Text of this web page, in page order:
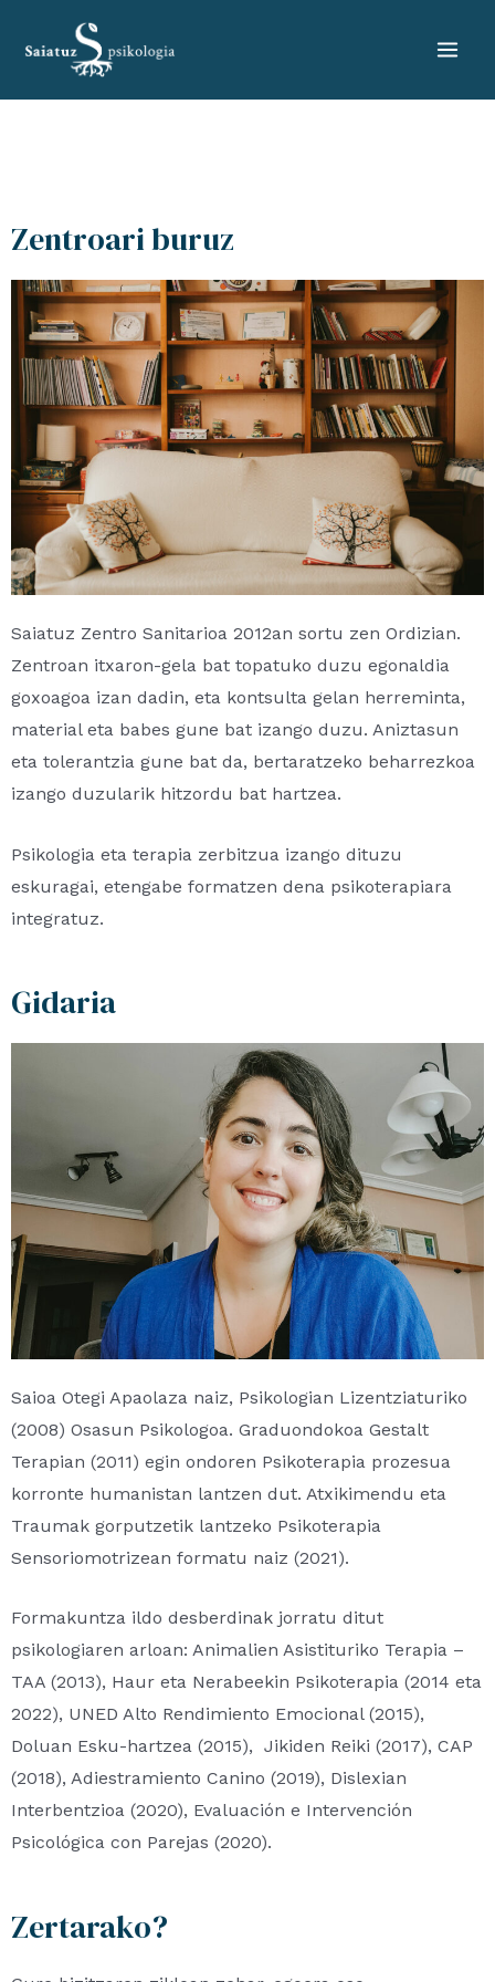
Zentroari buruz
Saiatuz Zentro Sanitarioa 2012an sortu zen Ordizian.
Zentroan itxaron-gela bat topatuko duzu egonaldia
goxoagoa izan dadin, eta kontsulta gelan herreminta,
material eta babes gune bat izango duzu. Aniztasun
eta tolerantzia gune bat da, bertaratzeko beharrezkoa
izango duzularik hitzordu bat hartzea.
Psikologia eta terapia zerbitzua izango dituzu
eskuragai, etengabe formatzen dena psikoterapiara
integratuz.
Gidaria
Saioa Otegi Apaolaza naiz, Psikologian Lizentziaturiko
(2008) Osasun Psikologoa. Graduondokoa Gestalt
Terapian (2011) egin ondoren Psikoterapia prozesua
korronte humanistan lantzen dut. Atxikimendu eta
Traumak gorputzetik lantzeko Psikoterapia
Sensoriomotrizean formatu naiz (2021).
Formakuntza ildo desberdinak jorratu ditut
psikologiaren arloan: Animalien Asistituriko Terapia –
TAA (2013), Haur eta Nerabeekin Psikoterapia (2014 eta
2022), UNED Alto Rendimiento Emocional (2015),
Doluan Esku-hartzea (2015), Jikiden Reiki (2017), CAP
(2018), Adiestramiento Canino (2019), Dislexian
Interbentzioa (2020), Evaluación e Intervención
Psicológica con Parejas (2020).
Zertarako?